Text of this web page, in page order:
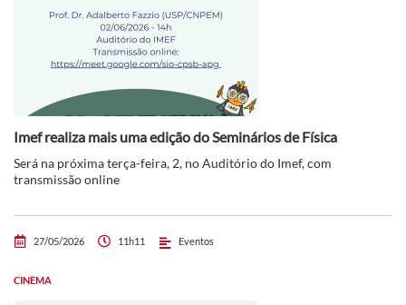
Imef realiza mais uma edição do Seminários de Física
Será na próxima terça-feira, 2, no Auditório do Imef, com
transmissão online
27/05/2026 11h11 Eventos
CINEMA